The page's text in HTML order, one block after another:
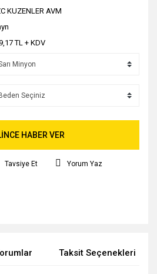
KUZENLER AVM
TL + KDV
HABER VER
Tavsiye Et Yorum Yaz
Taksit Seçenekleri